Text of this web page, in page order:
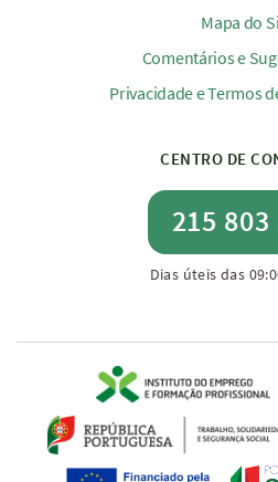
Mapa do
Comentários e
Privacidade e Termos
CENTRO DE
215 803
Dias úteis das